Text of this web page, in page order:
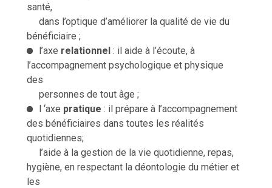
santé,
dans l’optique d’améliorer la qualité de vie du
bénéficiaire ;
l’axe relationnel : il aide à l’écoute, à
l’accompagnement psychologique et physique
des
personnes de tout âge ;
l ‘axe pratique : il prépare à l’accompagnement
des bénéficiaires dans toutes les réalités
quotidiennes;
l’aide à la gestion de la vie quotidienne, repas,
hygiène, en respectant la déontologie du métier et
les